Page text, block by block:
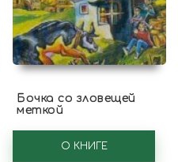
Бочка со зловещей
меткой
О КНИГЕ